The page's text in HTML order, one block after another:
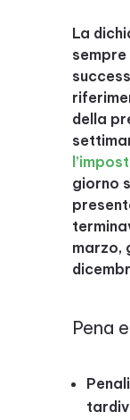
La
della
giorno
marzo,
Pena